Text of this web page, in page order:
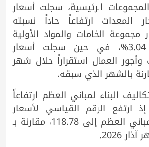
الرئيسية، سجلت أسعار
المعدات ارتفاعاً حاداً نسبته
مجموعة الخامات والمواد الأولية
ارتفاعاً نسبته 3.04%، في حين سجلت أسعار
العمال استقراراً خلال شهر
البناء لمباني العظم ارتفاعاً
82.3%؛ إذ ارتفع الرقم القياسي لأسعار
تكاليف البناء لمباني العظم إلى 118.78، مقارنة بـ